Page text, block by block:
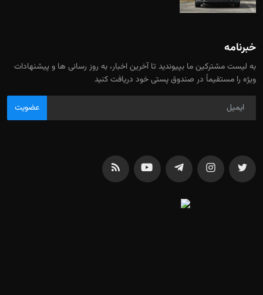
خبرنامه
به لیست مشترکین ما بپیوندید تا آخرین اخبار، به روز رسانی ها و پیشنهادات
ویژه را مستقیماً در صندوق پستی خود دریافت کنید
عضویت